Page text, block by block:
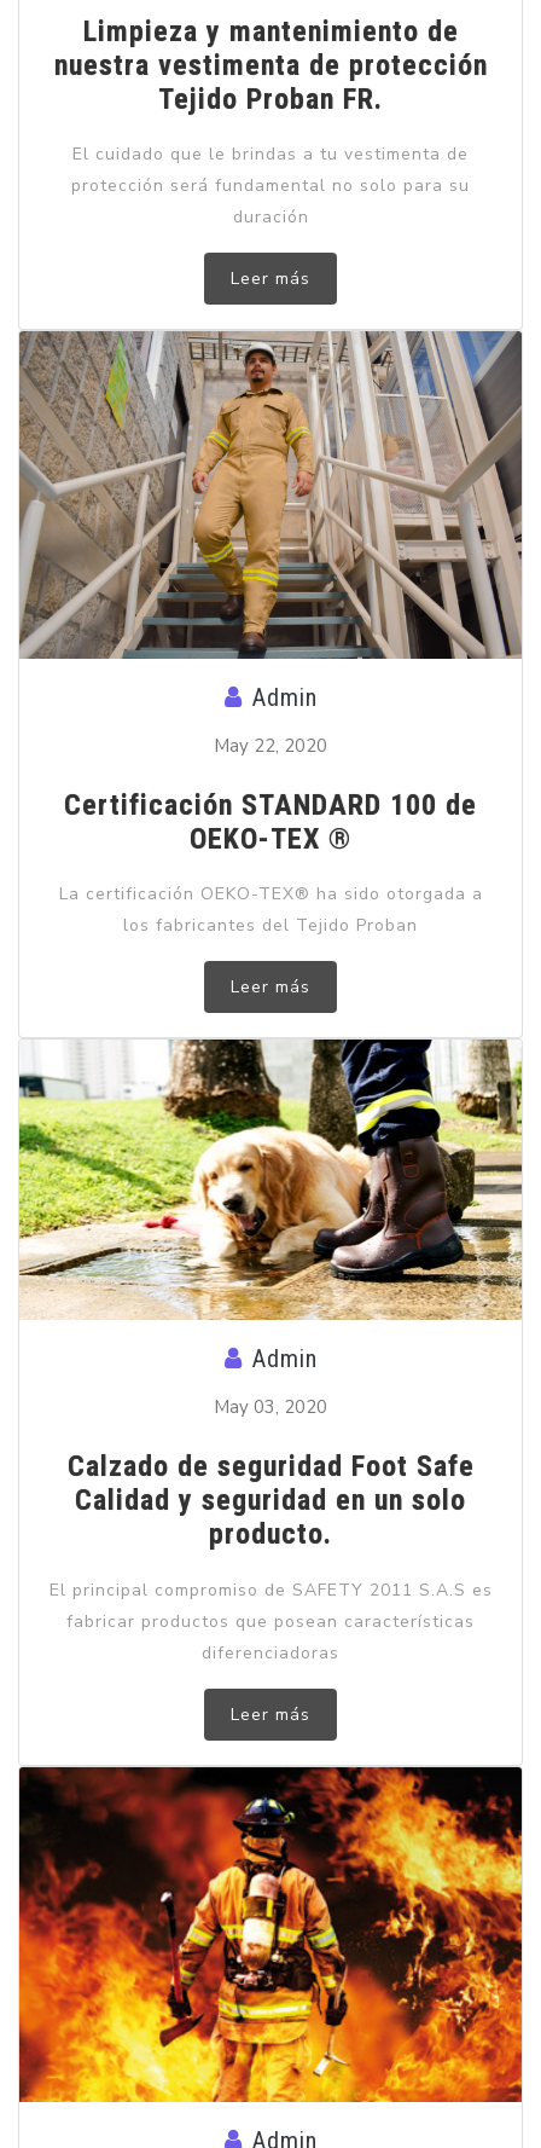
Limpieza y mantenimiento de
nuestra vestimenta de protección
Tejido Proban FR.
El cuidado que le brindas a tu vestimenta de
protección será fundamental no solo para su
duración
Leer más
Admin
May 22, 2020
Certificación STANDARD 100 de
OEKO-TEX ®
La certificación OEKO-TEX® ha sido otorgada a
los fabricantes del Tejido Proban
Leer más
Admin
May 03, 2020
Calzado de seguridad Foot Safe
Calidad y seguridad en un solo
producto.
El principal compromiso de SAFETY 2011 S.A.S es
fabricar productos que posean características
diferenciadoras
Leer más
Admin